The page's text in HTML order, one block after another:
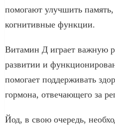
помогают улучшить
когнитивные функции.
Витамин Д играет важную
развитии и
помогает поддерживать
гормона, отвечающего за
Йод, в свою очередь,